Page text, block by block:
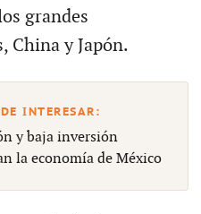
grandes
China y Japón.
y baja inversión
la economía de México